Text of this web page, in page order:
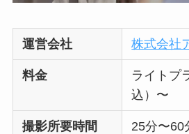
運営会社 株式会社
料金
ライトプ
込）〜
撮影所要時間 25分〜60